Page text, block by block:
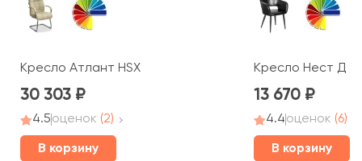
Кресло Атлант HSX
30 303
4.5оценок (2)
В корзину
Кресло Нест Д /
13 670
4.4оценок (6)
В корзину